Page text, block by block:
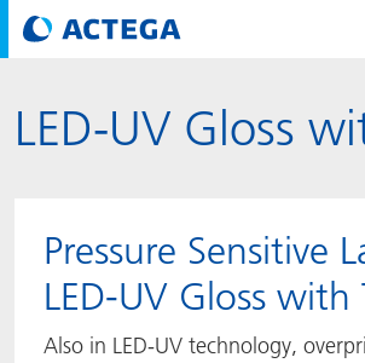
LED-UV Gloss
Pressure Sensitive
LED-UV Gloss with
​Also in LED-UV technology,
用纸张和纸板
用纸张和纸板
粘合剂
用于软包装和铝箔
粘合剂
对于标签
粘合剂
用于金属包装和封口
用于金属包装和封口
油墨
Technologies
ROTARflow
品牌
ACTEcoat
服务
涂料用量计算器
线上问题解决
可持续性
体系认证
PPWR
Bees at ACTEGA
关于阿塔卡
品牌承诺
软包业务部
公司介绍
ACTEGA Foshan
新闻与活动
年新闻发布
English
Chinese
欧洲、中东和非洲 (EMEA)
北美州